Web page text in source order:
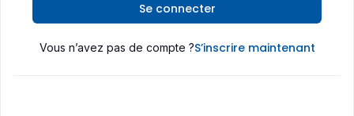
Se connecter
Vous n’avez pas de compte ?S’inscrire maintenant